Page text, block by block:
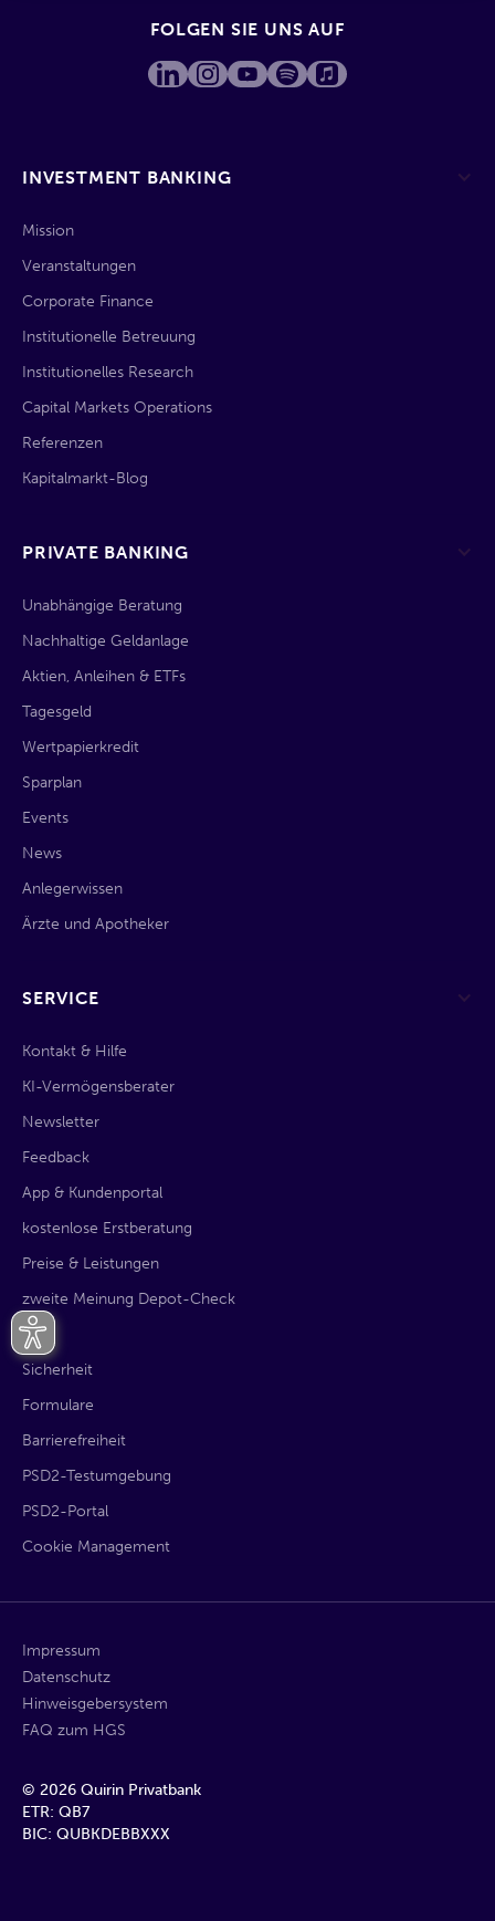
INVESTMENT BANKING
Mission
Veranstaltungen
Corporate Finance
Institutionelle Betreuung
Institutionelles Research
Capital Markets Operations
Referenzen
Kapitalmarkt-Blog
PRIVATE BANKING
Unabhängige Beratung
Nachhaltige Geldanlage
Aktien, Anleihen & ETFs
Tagesgeld
Wertpapierkredit
Sparplan
Events
News
Anlegerwissen
Ärzte und Apotheker
SERVICE
Kontakt & Hilfe
KI-Vermögensberater
Newsletter
Feedback
App & Kundenportal
kostenlose Erstberatung
Preise & Leistungen
zweite Meinung Depot-Check
AGB
Sicherheit
Formulare
Barrierefreiheit
PSD2-Testumgebung
PSD2-Portal
Cookie Management
FOLGEN SIE UNS AUF
© 2026 Quirin Privatbank
ETR: QB7
BIC: QUBKDEBBXXX
Impressum
Datenschutz
Hinweisgebersystem
FAQ zum HGS